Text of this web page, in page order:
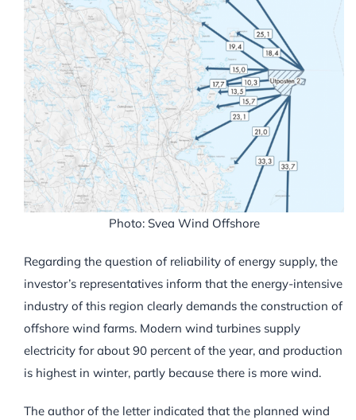
Photo: Svea Wind Offshore
Regarding the question of reliability of energy supply, the
investor’s representatives inform that the energy-intensive
industry of this region clearly demands the construction of
offshore wind farms. Modern wind turbines supply
electricity for about 90 percent of the year, and production
is highest in winter, partly because there is more wind.
The author of the letter indicated that the planned wind